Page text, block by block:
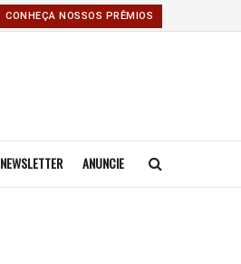
CONHEÇA NOSSOS PRÊMIOS
NEWSLETTER ANUNCIE